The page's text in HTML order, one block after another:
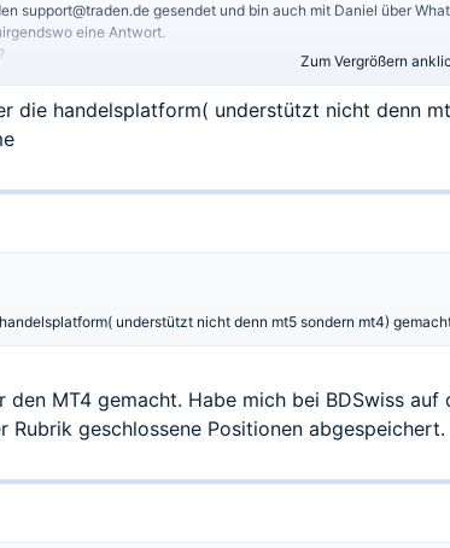
support@traden.de gesendet und bin auch mit Daniel über
eine Antwort.
oder irgendwo einen Fehler gemacht? Ich weis es nicht!
Zum Vergrößern
die handelsplatform( understützt nicht denn
understützt nicht denn mt5 sondern mt4)
den MT4 gemacht. Habe mich bei BDSwiss
Rubrik geschlossene Positionen abgespeichert.